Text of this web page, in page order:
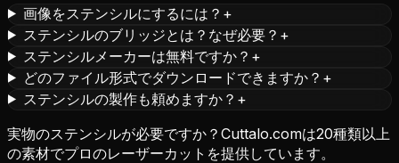
画像をステンシルにするには？ +
ステンシルのブリッジとは？なぜ必要？ +
ステンシルメーカーは無料ですか？ +
どのファイル形式でダウンロードできますか？ +
ステンシルの製作も頼めますか？ +
実物のステンシルが必要ですか？Cuttalo.comは20種類以上
の素材でプロのレーザーカットを提供しています。